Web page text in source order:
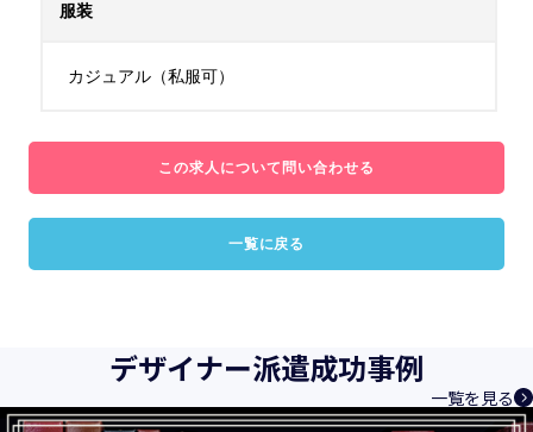
服装
カジュアル（私服可）
この求人について問い合わせる
一覧に戻る
デザイナー派遣成功事例
一覧を見る